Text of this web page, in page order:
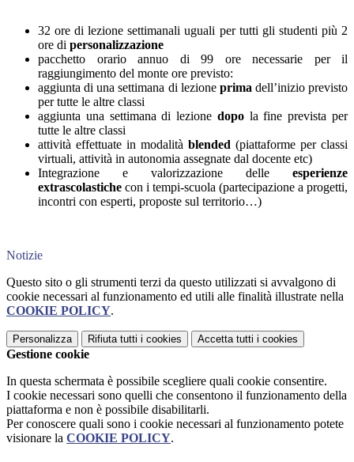
32 ore di lezione settimanali uguali per tutti gli studenti più 2
ore di personalizzazione
pacchetto orario annuo di 99 ore necessarie per il
raggiungimento del monte ore previsto:
aggiunta di una settimana di lezione prima dell’inizio previsto
per tutte le altre classi
aggiunta una settimana di lezione dopola fine prevista per
tutte le altre classi
attività effettuate in modalità blended (piattaforme per classi
virtuali, attività in autonomia assegnate dal docente etc)
Integrazione e valorizzazione delle esperienze
extrascolastiche con i tempi-scuola (partecipazione a progetti,
incontri con esperti, proposte sul territorio…)
Notizie
Questo sito o gli strumenti terzi da questo utilizzati si avvalgono di
cookie necessari al funzionamento ed utili alle finalità illustrate nella
COOKIE POLICY.
Personalizza Rifiuta tutti i cookies Accetta tutti i cookies
Gestione cookie
In questa schermata è possibile scegliere quali cookie consentire.
I cookie necessari sono quelli che consentono il funzionamento della
piattaforma e non è possibile disabilitarli.
Per conoscere quali sono i cookie necessari al funzionamento potete
visionare la COOKIE POLICY.